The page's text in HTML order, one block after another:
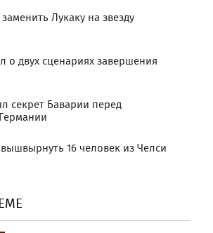
Лукаку на звезду
о двух сценариях завершения
секрет Баварии перед
16 человек из Челси